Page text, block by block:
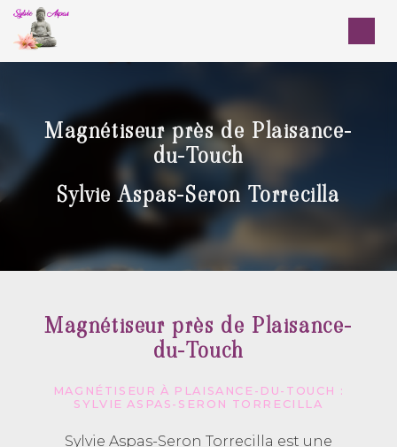
Magnétiseur près de Plaisance-
du-Touch
Sylvie Aspas-Seron Torrecilla
Magnétiseur près de Plaisance-
du-Touch
MAGNÉTISEUR À PLAISANCE-DU-TOUCH :
SYLVIE ASPAS-SERON TORRECILLA
Sylvie Aspas-Seron Torrecilla est une
Panneau de gestion des cookies